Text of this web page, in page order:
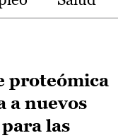
proteómica
a nuevos
las